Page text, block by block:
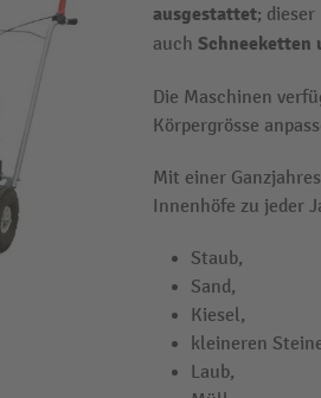
ausgestattet; dieser
auch Schneeketten
Die Maschinen
Körpergrösse
Mit einer
Innenhöfe zu jeder
Staub,
Sand,
Kiesel,
kleineren
Laub,